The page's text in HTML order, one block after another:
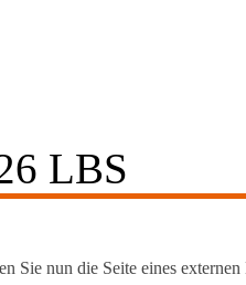
LBS
Sie nun die Seite eines externen